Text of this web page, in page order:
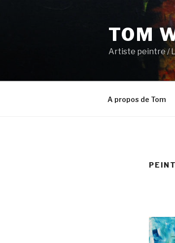
TOM
Artiste peintre /
A propos de Tom